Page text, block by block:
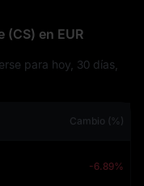
en EUR
para hoy, 30 días,
Cambio (%)
-6.89%